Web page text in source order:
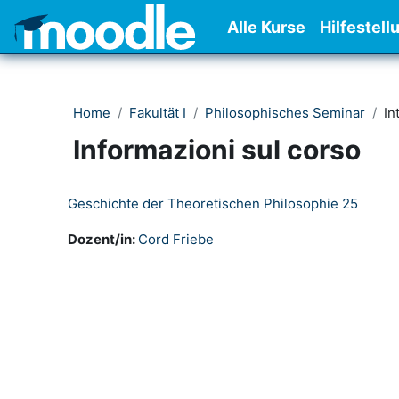
Vai al contenuto principale
Alle Kurse
Home Fakultät I Philosophisches Seminar
Informazioni sul corso
Geschichte der Theoretischen Philosophie 25
Dozent/in: Cord Friebe